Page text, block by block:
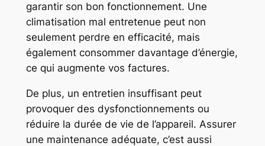
garantir son bon fonctionnement. Une
climatisation mal entretenue peut non
seulement perdre en efficacité, mais
également consommer davantage d’énergie,
ce qui augmente vos factures.
De plus, un entretien insuffisant peut
provoquer des dysfonctionnements ou
réduire la durée de vie de l’appareil. Assurer
une maintenance adéquate, c’est aussi